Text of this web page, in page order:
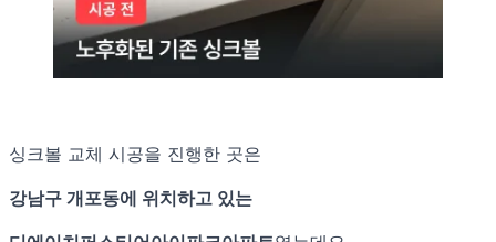
싱크볼 교체 시공을 진행한 곳은
강남구 개포동에 위치하고 있는